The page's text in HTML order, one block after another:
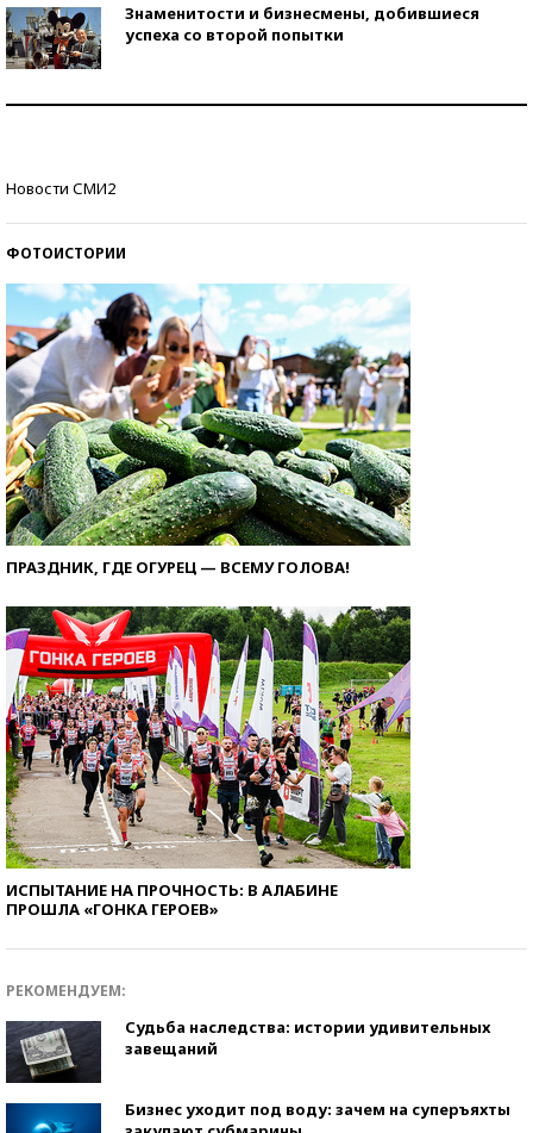
Знаменитости и бизнесмены, добившиеся
успеха со второй попытки
Новости СМИ2
ФОТОИСТОРИИ
ПРАЗДНИК, ГДЕ ОГУРЕЦ — ВСЕМУ ГОЛОВА!
ИСПЫТАНИЕ НА ПРОЧНОСТЬ: В АЛАБИНЕ
ПРОШЛА «ГОНКА ГЕРОЕВ»
РЕКОМЕНДУЕМ:
Судьба наследства: истории удивительных
завещаний
Бизнес уходит под воду: зачем на суперъяхты